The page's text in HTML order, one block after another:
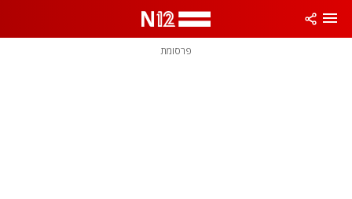
פרסומת